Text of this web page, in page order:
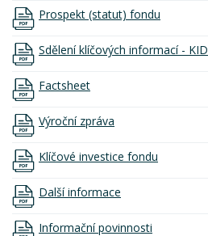
Prospekt (statut) fondu
Sdělení klíčových informací - KID
Factsheet
Výroční zpráva
Klíčové investice fondu
Další informace
Informační povinnosti